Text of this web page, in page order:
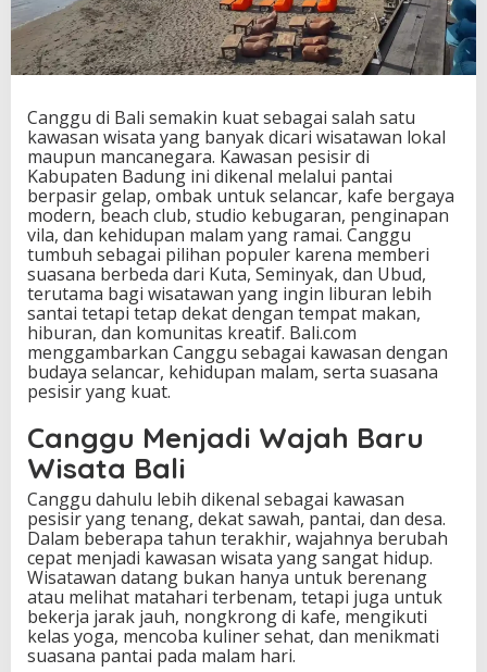
P
a
n
t
i
d
a
n
G
a
y
a
H
i
d
u
p
S
a
i
J
a
d
i
M
a
g
n
e
t
Canggu di Bali semakin kuat sebagai salah satu
kawasan wisata yang banyak dicari wisatawan lokal
maupun mancanegara. Kawasan pesisir di
Kabupaten Badung ini dikenal melalui pantai
berpasir gelap, ombak untuk selancar, kafe bergaya
modern, beach club, studio kebugaran, penginapan
vila, dan kehidupan malam yang ramai. Canggu
tumbuh sebagai pilihan populer karena memberi
suasana berbeda dari Kuta, Seminyak, dan Ubud,
terutama bagi wisatawan yang ingin liburan lebih
santai tetapi tetap dekat dengan tempat makan,
hiburan, dan komunitas kreatif. Bali.com
menggambarkan Canggu sebagai kawasan dengan
budaya selancar, kehidupan malam, serta suasana
pesisir yang kuat.
Canggu Menjadi Wajah Baru
Wisata Bali
Canggu dahulu lebih dikenal sebagai kawasan
pesisir yang tenang, dekat sawah, pantai, dan desa.
Dalam beberapa tahun terakhir, wajahnya berubah
cepat menjadi kawasan wisata yang sangat hidup.
Wisatawan datang bukan hanya untuk berenang
atau melihat matahari terbenam, tetapi juga untuk
bekerja jarak jauh, nongkrong di kafe, mengikuti
kelas yoga, mencoba kuliner sehat, dan menikmati
suasana pantai pada malam hari.